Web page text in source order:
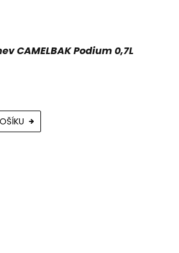
CAMELBAK Podium 0,7L